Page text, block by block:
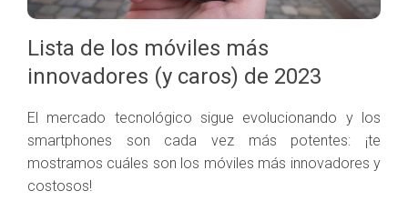
Lista de los móviles más
innovadores (y caros) de 2023
El mercado tecnológico sigue evolucionando y los
smartphones son cada vez más potentes: ¡te
mostramos cuáles son los móviles más innovadores y
costosos!